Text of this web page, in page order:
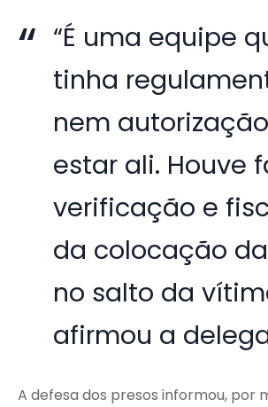
“É uma equipe
tinha
nem
estar ali. Houve
verificação e
da colocação
no salto da
afirmou a
A defesa dos presos informou, por